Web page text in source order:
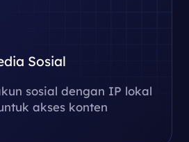
Sosial
sosial dengan IP lokal
akses konten